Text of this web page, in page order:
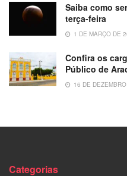
Saiba como
terça-feira
1 DE MARÇO DE
Confira os
Público de
16 DE
Categorias